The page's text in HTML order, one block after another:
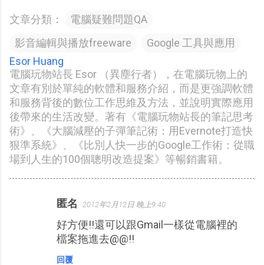
文章分類：
電腦疑難問題QA
影音編輯與播放freeware
Google 工具與應用
Esor Huang
電腦玩物站長 Esor （異塵行者），在電腦玩物上的
文章有別於單純的軟體和服務介紹，而是更強調軟體
和服務背後的數位工作思維及方法，並說明實際應用
後帶來的生活改變。著有《電腦玩物站長的筆記思考
術》、《大腦減壓的子彈筆記術：用Evernote打造快
狠準系統》、《比別人快一步的Google工作術：從職
場到人生的100個聰明改造提案》等暢銷書籍。
匿名 2012年2月12日 晚上9:40
好方便!!還可以跟Gmail一樣從電腦裡的
檔案拖進去@@!!
回覆